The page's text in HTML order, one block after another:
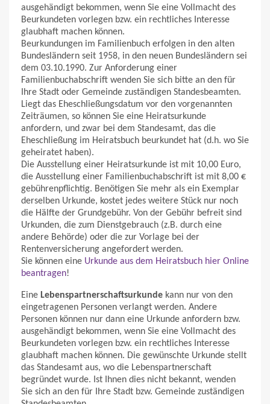
ausgehändigt bekommen, wenn Sie eine Vollmacht des
Beurkundeten vorlegen bzw. ein rechtliches Interesse
glaubhaft machen können.
Beurkundungen im Familienbuch erfolgen in den alten
Bundesländern seit 1958, in den neuen Bundesländern sei
dem 03.10.1990. Zur Anforderung einer
Familienbuchabschrift wenden Sie sich bitte an den für
Ihre Stadt oder Gemeinde zuständigen Standesbeamten.
Liegt das Eheschließungsdatum vor den vorgenannten
Zeiträumen, so können Sie eine Heiratsurkunde
anfordern, und zwar bei dem Standesamt, das die
Eheschließung im Heiratsbuch beurkundet hat (d.h. wo Sie
geheiratet haben).
Die Ausstellung einer Heiratsurkunde ist mit 10,00 Euro,
die Ausstellung einer Familienbuchabschrift ist mit 8,00 €
gebührenpflichtig. Benötigen Sie mehr als ein Exemplar
derselben Urkunde, kostet jedes weitere Stück nur noch
die Hälfte der Grundgebühr. Von der Gebühr befreit sind
Urkunden, die zum Dienstgebrauch (z.B. durch eine
andere Behörde) oder die zur Vorlage bei der
Rentenversicherung angefordert werden.
Sie können eine Urkunde aus dem Heiratsbuch hier Online
beantragen!
Eine Lebenspartnerschaftsurkunde kann nur von den
eingetragenen Personen verlangt werden. Andere
Personen können nur dann eine Urkunde anfordern bzw.
ausgehändigt bekommen, wenn Sie eine Vollmacht des
Beurkundeten vorlegen bzw. ein rechtliches Interesse
glaubhaft machen können. Die gewünschte Urkunde stellt
das Standesamt aus, wo die Lebenspartnerschaft
begründet wurde. Ist Ihnen dies nicht bekannt, wenden
Sie sich an den für Ihre Stadt bzw. Gemeinde zuständigen